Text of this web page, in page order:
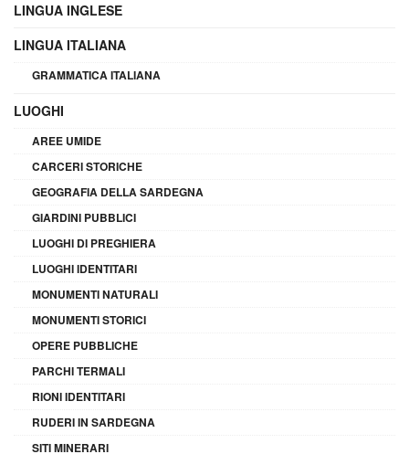
LINGUA INGLESE
LINGUA ITALIANA
GRAMMATICA ITALIANA
LUOGHI
AREE UMIDE
CARCERI STORICHE
GEOGRAFIA DELLA SARDEGNA
GIARDINI PUBBLICI
LUOGHI DI PREGHIERA
LUOGHI IDENTITARI
MONUMENTI NATURALI
MONUMENTI STORICI
OPERE PUBBLICHE
PARCHI TERMALI
RIONI IDENTITARI
RUDERI IN SARDEGNA
SITI MINERARI